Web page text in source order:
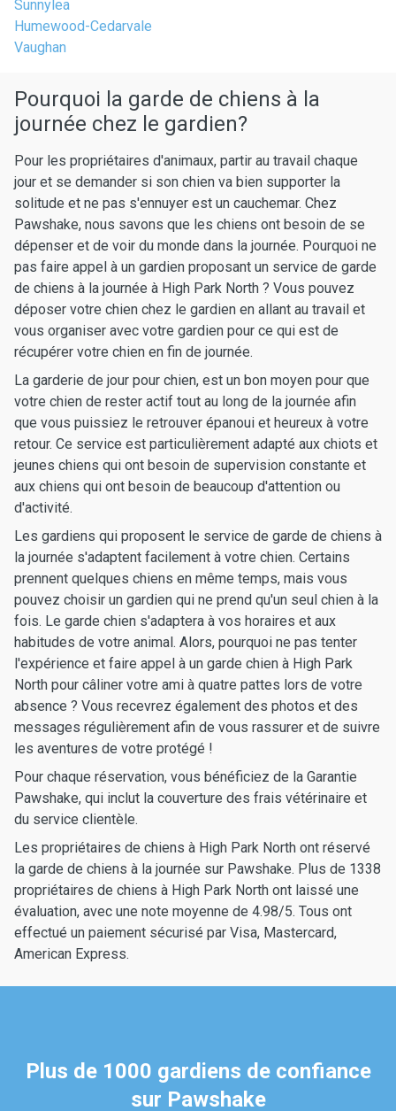
Sunnylea
Humewood-Cedarvale
Vaughan
Pourquoi la garde de chiens à la
journée chez le gardien?
Pour les propriétaires d'animaux, partir au travail chaque
jour et se demander si son chien va bien supporter la
solitude et ne pas s'ennuyer est un cauchemar. Chez
Pawshake, nous savons que les chiens ont besoin de se
dépenser et de voir du monde dans la journée. Pourquoi ne
pas faire appel à un gardien proposant un service de garde
de chiens à la journée à High Park North ? Vous pouvez
déposer votre chien chez le gardien en allant au travail et
vous organiser avec votre gardien pour ce qui est de
récupérer votre chien en fin de journée.
La garderie de jour pour chien, est un bon moyen pour que
votre chien de rester actif tout au long de la journée afin
que vous puissiez le retrouver épanoui et heureux à votre
retour. Ce service est particulièrement adapté aux chiots et
jeunes chiens qui ont besoin de supervision constante et
aux chiens qui ont besoin de beaucoup d'attention ou
d'activité.
Les gardiens qui proposent le service de garde de chiens à
la journée s'adaptent facilement à votre chien. Certains
prennent quelques chiens en même temps, mais vous
pouvez choisir un gardien qui ne prend qu'un seul chien à la
fois. Le garde chien s'adaptera à vos horaires et aux
habitudes de votre animal. Alors, pourquoi ne pas tenter
l'expérience et faire appel à un garde chien à High Park
North pour câliner votre ami à quatre pattes lors de votre
absence ? Vous recevrez également des photos et des
messages régulièrement afin de vous rassurer et de suivre
les aventures de votre protégé !
Pour chaque réservation, vous bénéficiez de la Garantie
Pawshake, qui inclut la couverture des frais vétérinaire et
du service clientèle.
Les propriétaires de chiens à High Park North ont réservé
la garde de chiens à la journée sur Pawshake. Plus de 1338
propriétaires de chiens à High Park North ont laissé une
évaluation, avec une note moyenne de 4.98/5. Tous ont
effectué un paiement sécurisé par Visa, Mastercard,
American Express.
Plus de 1000 gardiens de confiance
sur Pawshake